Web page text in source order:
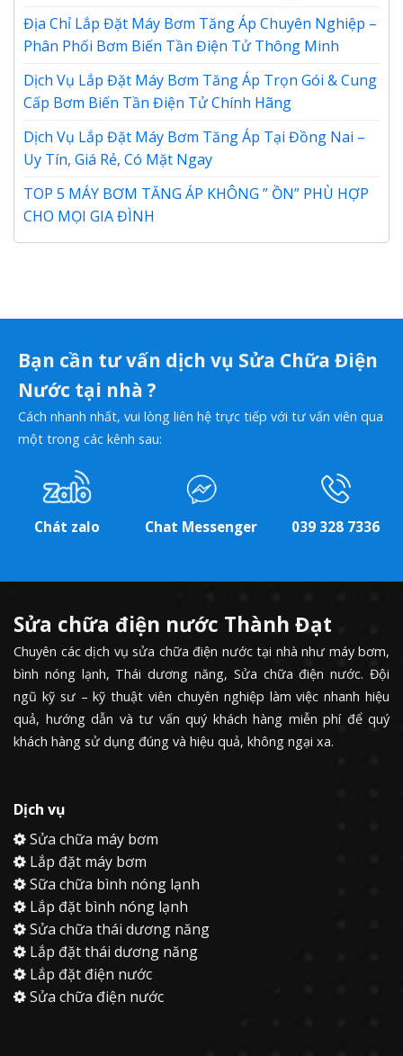
Địa Chỉ Lắp Đặt Máy Bơm Tăng Áp Chuyên Nghiệp –
Phân Phối Bơm Biến Tần Điện Tử Thông Minh
Dịch Vụ Lắp Đặt Máy Bơm Tăng Áp Trọn Gói & Cung
Cấp Bơm Biến Tần Điện Tử Chính Hãng
Dịch Vụ Lắp Đặt Máy Bơm Tăng Áp Tại Đồng Nai –
Uy Tín, Giá Rẻ, Có Mặt Ngay
TOP 5 MÁY BƠM TĂNG ÁP KHÔNG ” ỒN” PHÙ HỢP
CHO MỌI GIA ĐÌNH
Bạn cần tư vấn dịch vụ Sửa Chữa Điện
Nước tại nhà ?
Cách nhanh nhất, vui lòng liên hệ trực tiếp với tư vấn viên qua
một trong các kênh sau:
Chát zalo Chat Messenger 039 328 7336
Sửa chữa điện nước Thành Đạt
Chuyên các dịch vụ sửa chữa điện nước tại nhà như máy bơm,
bình nóng lạnh, Thái dương năng, Sửa chữa điện nước. Đội
ngũ kỹ sư – kỹ thuật viên chuyên nghiệp làm việc nhanh hiệu
quả, hướng dẫn và tư vấn quý khách hàng miễn phí để quý
khách hàng sử dụng đúng và hiệu quả, không ngại xa.
Dịch vụ
Sửa chữa máy bơm
Lắp đặt máy bơm
Sữa chữa bình nóng lạnh
Lắp đặt bình nóng lạnh
Sửa chữa thái dương năng
Lắp đặt thái dương năng
Lắp đặt điện nước
Sửa chữa điện nước